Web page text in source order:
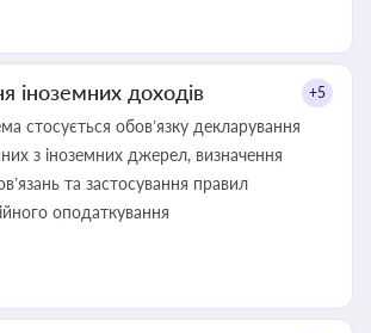
іноземних доходів +5
стосується обов’язку декларування
з іноземних джерел, визначення
та застосування правил
оподаткування